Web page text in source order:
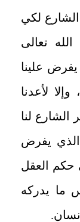
لكي
تعالى
يفرض علينا
لأعدنا
الشارع لنا
الذي يفرض
حكم العقل
ما يدركه